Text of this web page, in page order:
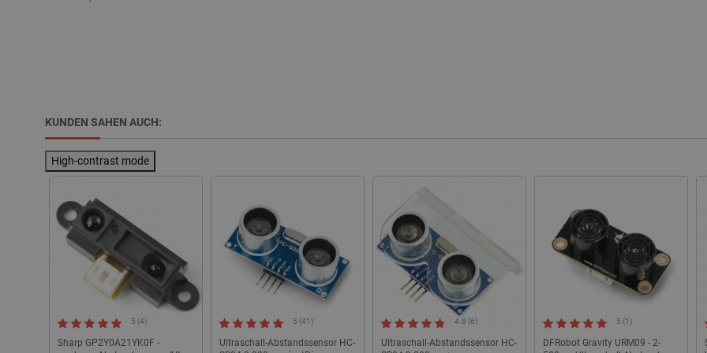
KUNDEN SAHEN AUCH:
High-contrast mode
5 (4)
Sharp GP2Y0A21YK0F -
5 (41)
Ultraschall-Abstandssensor HC-
4.8 (6)
Ultraschall-Abstandssensor HC-
5 (1)
DFRobot Gravity URM09 - 2-
PHPSESSID
PHP.net
Sitzung
Cookie, das von Anwendungen
Beibehaltung des Anmeldestatus
den Seiten.
_lb_ccc .botland.de
Dieses Cookie dient dazu, die
Verwendung von Cookies auf der
Einhaltung gesetzlicher
eine Einwilligung für bestimmte
Name Storage type